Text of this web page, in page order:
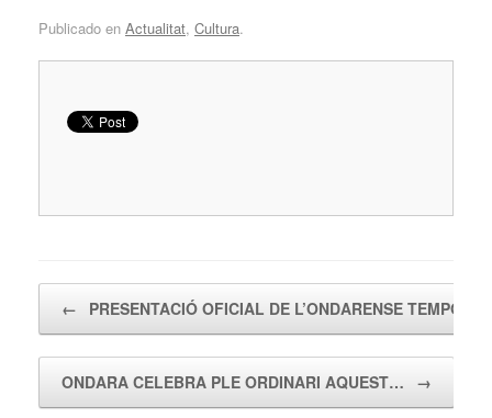
Publicado en Actualitat, Cultura.
← PRESENTACIÓ OFICIAL DE L’ONDARENSE
ONDARA CELEBRA PLE ORDINARI AQUEST… →